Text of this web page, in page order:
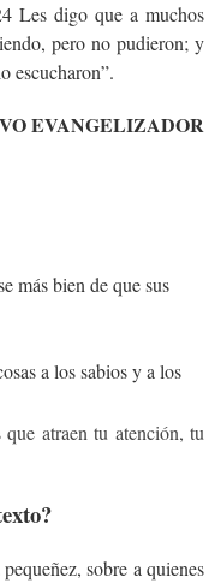
Les digo que a muchos
pero no pudieron; y
escucharon”.
EVANGELIZADOR
más bien de que sus
a los sabios y a los
que atraen tu atención, tu
sobre a quienes